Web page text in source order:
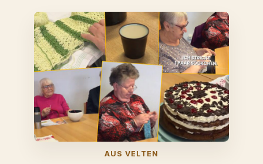
AUS VELTEN